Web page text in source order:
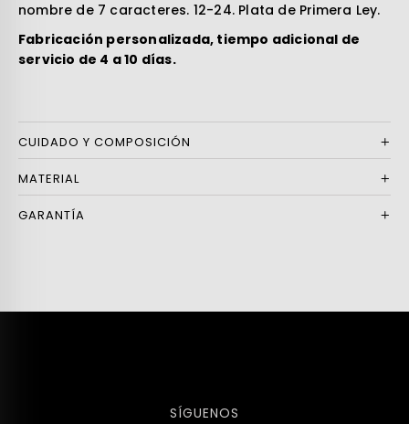
nombre de 7 caracteres. 12-24. Plata de Primera Ley.
Fabricación personalizada, tiempo adicional de
servicio de 4 a 10 días.
CUIDADO Y COMPOSICIÓN
MATERIAL
GARANTÍA
SÍGUENOS